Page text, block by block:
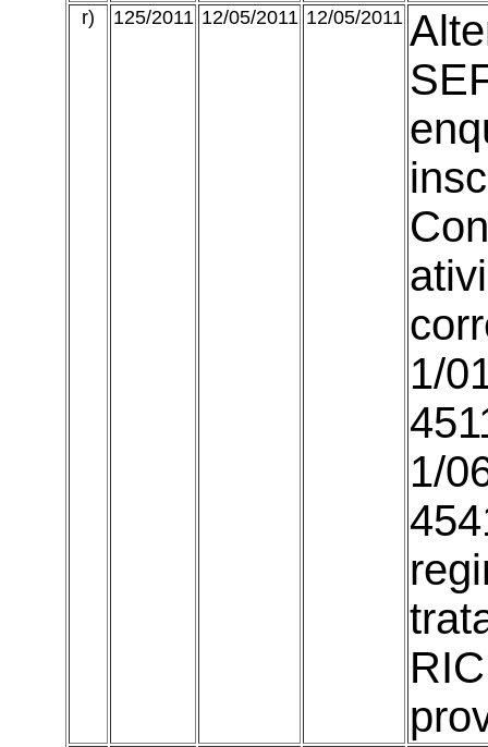
r) 125/2011 12/05/2011 12/05/2011
1/
1/